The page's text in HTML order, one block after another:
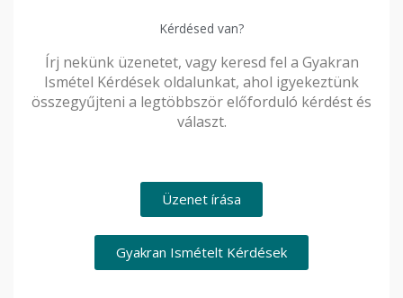
Kérdésed van?
Írj nekünk üzenetet, vagy keresd fel a Gyakran
Ismétel Kérdések oldalunkat, ahol igyekeztünk
összegyűjteni a legtöbbször előforduló kérdést és
választ.
Üzenet írása
Gyakran Ismételt Kérdések